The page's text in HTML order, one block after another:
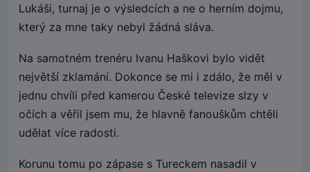
Lukáši, turnaj je o výsledcích a ne o herním dojmu,
který za mne taky nebyl žádná sláva.
Na samotném trenéru Ivanu Haškovi bylo vidět
největší zklamání. Dokonce se mi i zdálo, že měl v
jednu chvíli před kamerou České televize slzy v
očích a věřil jsem mu, že hlavně fanouškům chtěli
udělat více radosti.
Korunu tomu po zápase s Tureckem nasadil v